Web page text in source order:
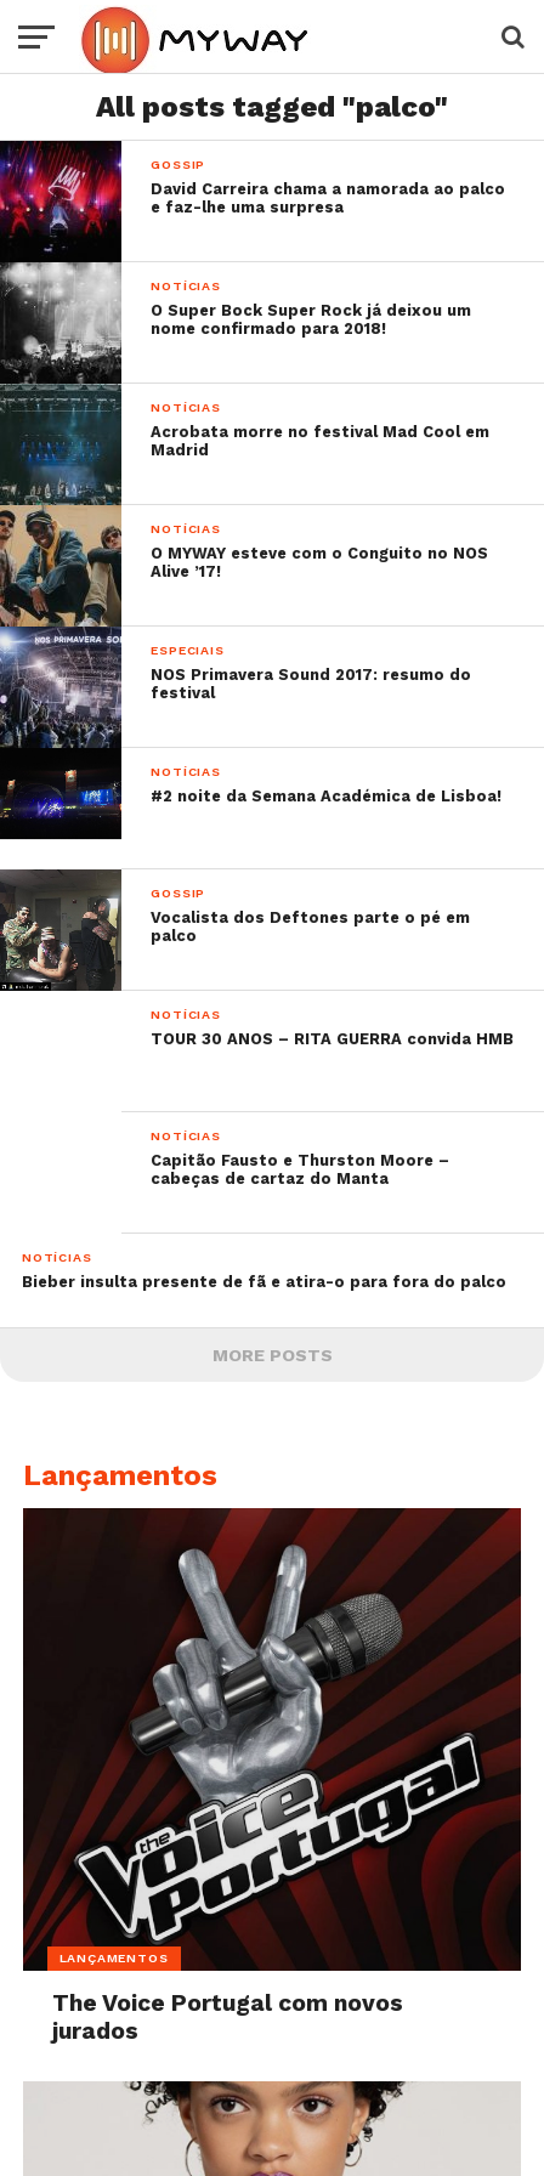
All posts tagged "palco"
GOSSIP
David Carreira chama a namorada ao palco
e faz-lhe uma surpresa
NOTÍCIAS
O Super Bock Super Rock já deixou um
nome confirmado para 2018!
NOTÍCIAS
Acrobata morre no festival Mad Cool em
Madrid
NOTÍCIAS
O MYWAY esteve com o Conguito no NOS
Alive ’17!
ESPECIAIS
NOS Primavera Sound 2017: resumo do
festival
NOTÍCIAS
#2 noite da Semana Académica de Lisboa!
GOSSIP
Vocalista dos Deftones parte o pé em
palco
NOTÍCIAS
TOUR 30 ANOS – RITA GUERRA convida HMB
NOTÍCIAS
Capitão Fausto e Thurston Moore –
cabeças de cartaz do Manta
NOTÍCIAS
Bieber insulta presente de fã e atira-o para fora do palco
MORE POSTS
Lançamentos
LANÇAMENTOS
The Voice Portugal com novos
jurados